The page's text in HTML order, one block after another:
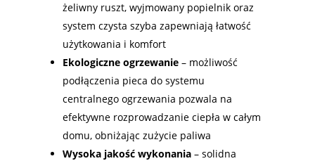
żeliwny ruszt, wyjmowany popielnik oraz
system czysta szyba zapewniają łatwość
użytkowania i komfort
Ekologiczne ogrzewanie– możliwość
podłączenia pieca do systemu
centralnego ogrzewania pozwala na
efektywne rozprowadzanie ciepła w całym
domu, obniżając zużycie paliwa
Wysoka jakość wykonania– solidna